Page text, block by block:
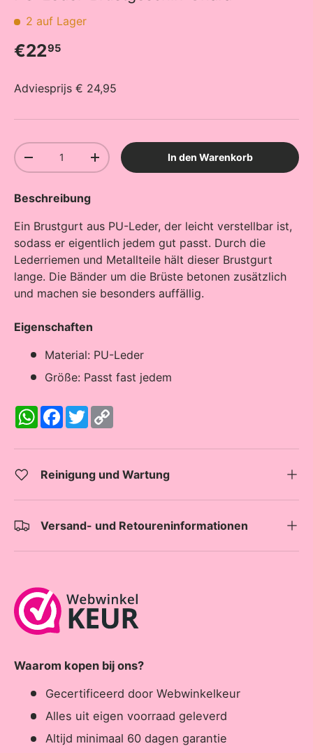
2 auf Lager
Normaler Preis
€2295
Adviesprijs € 24,95
Anzahl
Menge verringernMenge erhöhenIn den Warenkorb
Beschreibung
Ein Brustgurt aus PU-Leder, der leicht verstellbar ist,
sodass er eigentlich jedem gut passt. Durch die
Lederriemen und Metallteile hält dieser Brustgurt
lange. Die Bänder um die Brüste betonen zusätzlich
und machen sie besonders auffällig.
Eigenschaften
Material: PU-Leder
Größe: Passt fast jedem
W
h
t
A
p
F
a
e
o
o
T
w
t
r
y
n
Reinigung und Wartung
Versand- und Retoureninformationen
Waarom kopen bij ons?
Gecertificeerd door Webwinkelkeur
Alles uit eigen voorraad geleverd
Altijd minimaal 60 dagen garantie